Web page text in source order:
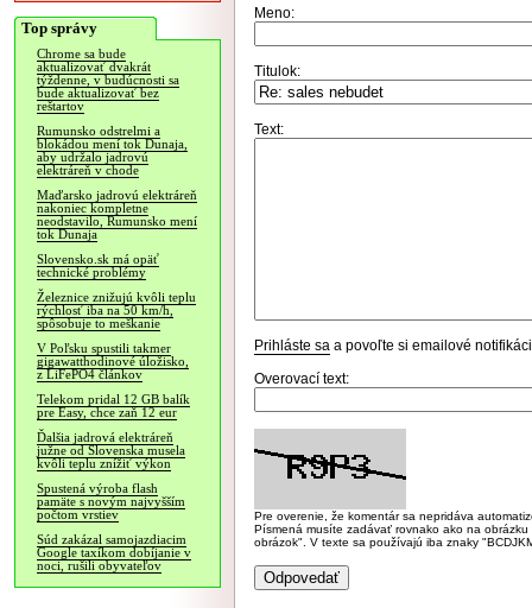
Top správy
Chrome sa bude
aktualizovať dvakrát
týždenne, v budúcnosti sa
bude aktualizovať bez
reštartov
Rumunsko odstrelmi a
blokádou mení tok Dunaja,
aby udržalo jadrovú
elektráreň v chode
Maďarsko jadrovú elektráreň
nakoniec kompletne
neodstavilo, Rumunsko mení
tok Dunaja
Slovensko.sk má opäť
technické problémy
Železnice znižujú kvôli teplu
rýchlosť iba na 50 km/h,
spôsobuje to meškanie
V Poľsku spustili takmer
gigawatthodinové úložisko,
z LiFePO4 článkov
Telekom pridal 12 GB balík
pre Easy, chce zaň 12 eur
Ďalšia jadrová elektráreň
južne od Slovenska musela
kvôli teplu znížiť výkon
Spustená výroba flash
pamäte s novým najvyšším
počtom vrstiev
Súd zakázal samojazdiacim
Google taxíkom dobíjanie v
noci, rušili obyvateľov
Meno:
Titulok:
Text:
Prihláste sa a povoľte si emailové
Overovací text:
Pre overenie, že komentár sa nepridáva
Písmená musíte zadávať rovnako ako na
obrázok". V texte sa používajú iba znaky